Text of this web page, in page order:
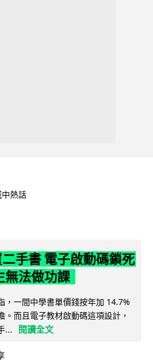
熱話
手書 電子啟動碼鎖死
無法做功課
，一間中學書單價錢按年加 14.7%
而且電子教材啟動碼這項設計，
...
閱讀全文